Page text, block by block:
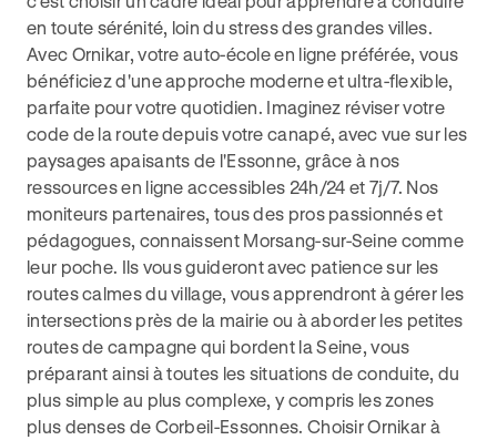
en toute sérénité, loin du stress des grandes villes.
Avec Ornikar, votre auto-école en ligne préférée, vous
bénéficiez d'une approche moderne et ultra-flexible,
parfaite pour votre quotidien. Imaginez réviser votre
code de la route depuis votre canapé, avec vue sur les
paysages apaisants de l'Essonne, grâce à nos
ressources en ligne accessibles 24h/24 et 7j/7. Nos
moniteurs partenaires, tous des pros passionnés et
pédagogues, connaissent Morsang-sur-Seine comme
leur poche. Ils vous guideront avec patience sur les
routes calmes du village, vous apprendront à gérer les
intersections près de la mairie ou à aborder les petites
routes de campagne qui bordent la Seine, vous
préparant ainsi à toutes les situations de conduite, du
plus simple au plus complexe, y compris les zones
plus denses de Corbeil-Essonnes. Choisir Ornikar à